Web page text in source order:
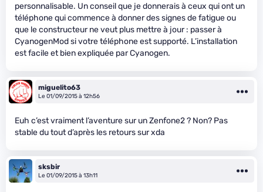
personnalisable. Un conseil que je donnerais à ceux qui ont un
téléphone qui commence à donner des signes de fatigue ou
que le constructeur ne veut plus mettre à jour : passer à
CyanogenMod si votre téléphone est supporté. L’installation
est facile et bien expliquée par Cyanogen.
miguelito63
Le 01/09/2015 à 12h56
Euh c’est vraiment l’aventure sur un Zenfone2 ? Non? Pas
stable du tout d’après les retours sur xda
sksbir
Le 01/09/2015 à 13h11